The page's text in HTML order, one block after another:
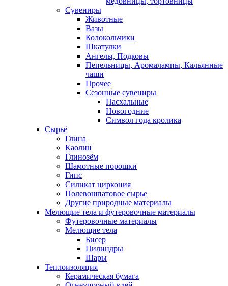
Сувениры
Животные
Вазы
Колокольчики
Шкатулки
Ангелы, Подковы
Пепельницы, Аромалампы, Кальянные
чаши
Прочее
Сезонные сувениры
Пасхальные
Новогодние
Символ года кролика
Сырьё
Глина
Каолин
Глинозём
Шамотные порошки
Гипс
Силикат циркония
Полевошпатовое сырье
Другие природные материалы
Мелющие тела и футеровочные материалы
Футеровочные материалы
Мелющие тела
Бисер
Цилиндры
Шары
Теплоизоляция
Керамическая бумага